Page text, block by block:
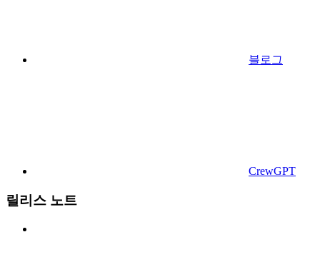
블로그
CrewGPT
릴리스 노트